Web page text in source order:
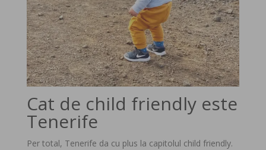
Cat de child friendly este
Tenerife
Per total, Tenerife da cu plus la capitolul child friendly.